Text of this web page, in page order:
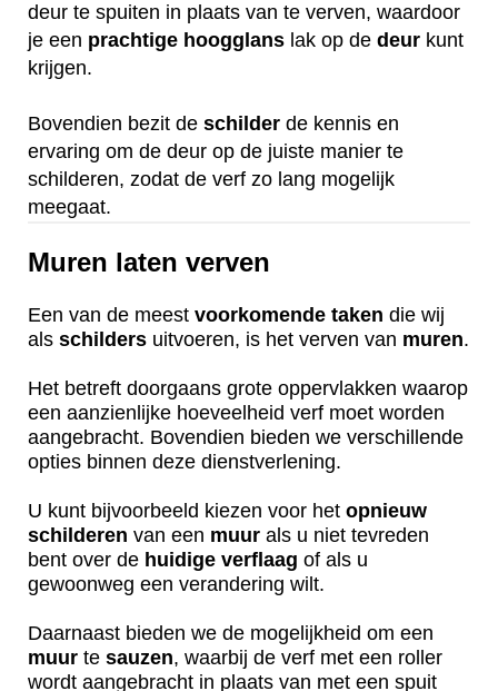
deur te spuiten in plaats van te verven, waardoor
je een prachtige hoogglans lak op de deur kunt
krijgen.
Bovendien bezit de schilder de kennis en
ervaring om de deur op de juiste manier te
schilderen, zodat de verf zo lang mogelijk
meegaat.
Muren laten verven
Een van de meest voorkomende taken die wij
als schilders uitvoeren, is het verven van muren.
Het betreft doorgaans grote oppervlakken waarop
een aanzienlijke hoeveelheid verf moet worden
aangebracht. Bovendien bieden we verschillende
opties binnen deze dienstverlening.
U kunt bijvoorbeeld kiezen voor het opnieuw
schilderen van een muur als u niet tevreden
bent over de huidige verflaag of als u
gewoonweg een verandering wilt.
Daarnaast bieden we de mogelijkheid om een
muur te sauzen, waarbij de verf met een roller
wordt aangebracht in plaats van met een spuit